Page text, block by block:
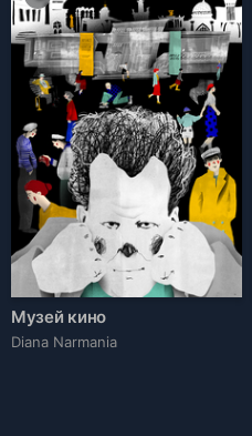
Музей кино
Diana Narmania